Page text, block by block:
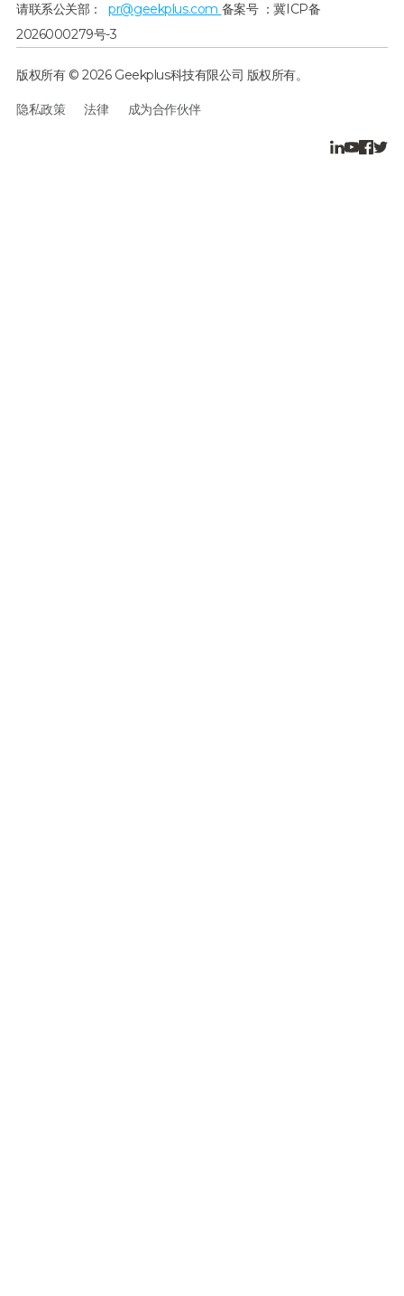
请联系公关部：pr@geekplus.com 备案号 ：冀ICP备
2026000279号-3
版权所有 © 2026 Geekplus科技有限公司 版权所有。
隐私政策 法律 成为合作伙伴